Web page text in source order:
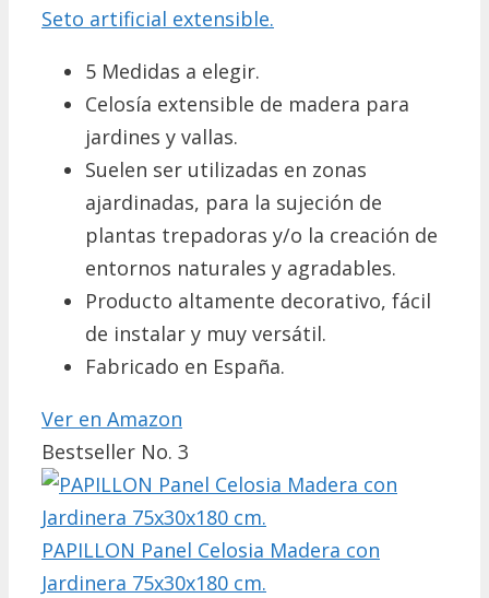
Seto artificial extensible.
5 Medidas a elegir.
Celosía extensible de madera para
jardines y vallas.
Suelen ser utilizadas en zonas
ajardinadas, para la sujeción de
plantas trepadoras y/o la creación de
entornos naturales y agradables.
Producto altamente decorativo, fácil
de instalar y muy versátil.
Fabricado en España.
Ver en Amazon
Bestseller No. 3
PAPILLON Panel Celosia Madera con
Jardinera 75x30x180 cm.